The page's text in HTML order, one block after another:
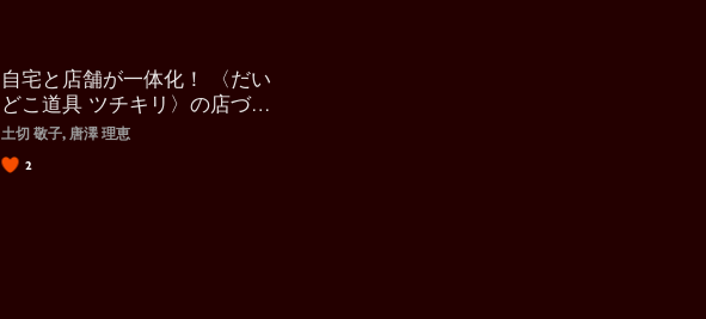
自宅と店舗が一体化！ 〈だい
どこ道具 ツチキリ〉の店づく
り術
土切 敬子, 唐澤 理恵
2